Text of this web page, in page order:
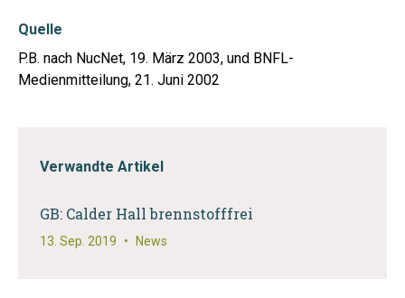
Quelle
P.B. nach NucNet, 19. März 2003, und BNFL-
Medienmitteilung, 21. Juni 2002
Verwandte Artikel
GB: Calder Hall brennstofffrei
13. Sep. 2019 • News